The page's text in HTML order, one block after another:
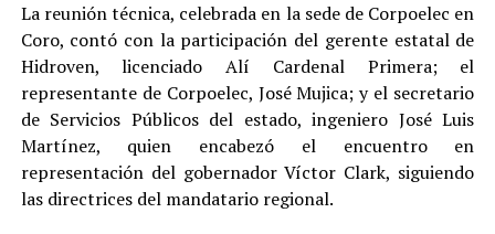
La reunión técnica, celebrada en la sede de Corpoelec en
Coro, contó con la participación del gerente estatal de
Hidroven, licenciado Alí Cardenal Primera; el
representante de Corpoelec, José Mujica; y el secretario
de Servicios Públicos del estado, ingeniero José Luis
Martínez, quien encabezó el encuentro en
representación del gobernador Víctor Clark, siguiendo
las directrices del mandatario regional.